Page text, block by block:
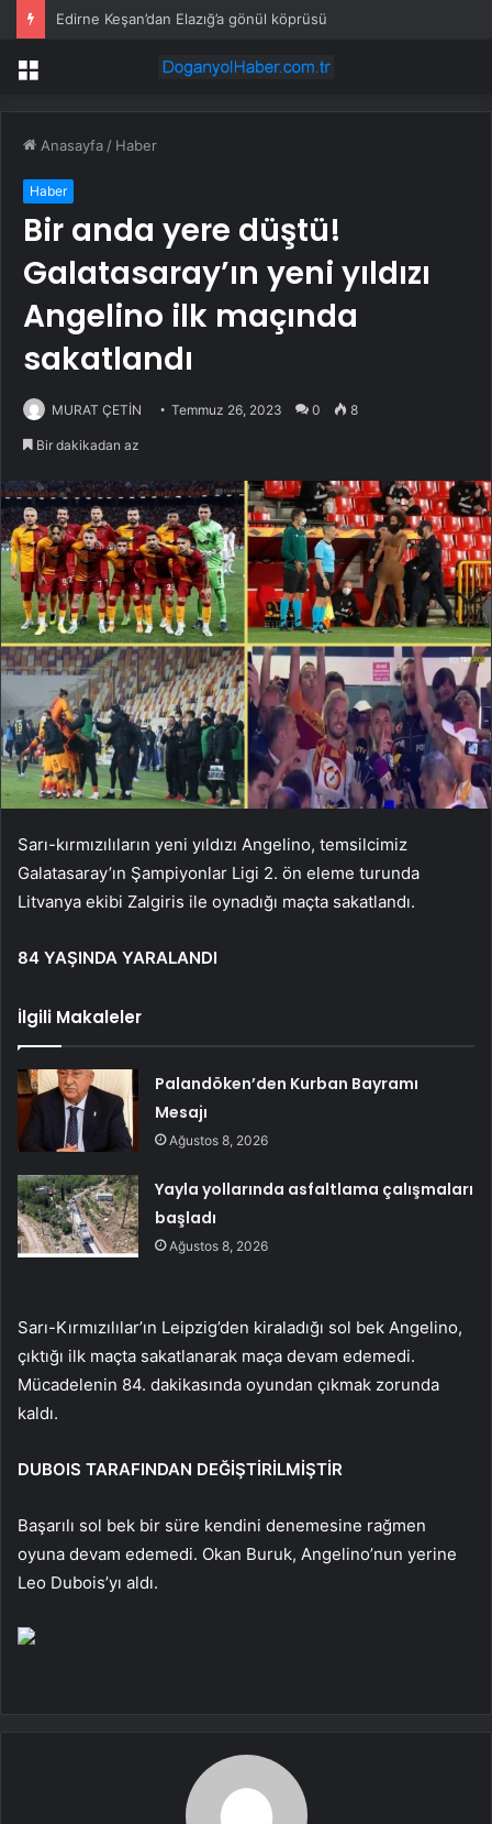
Edirne Keşan’dan Elazığ’a gönül köprüsü
Menü
Anasayfa / Haber
Haber
Bir anda yere düştü!
Galatasaray’ın yeni yıldızı
Angelino ilk maçında
sakatlandı
MURAT ÇETİN Temmuz 26, 2023 0 8
Bir dakikadan az
Sarı-kırmızılıların yeni yıldızı Angelino, temsilcimiz
Galatasaray’ın Şampiyonlar Ligi 2. ön eleme turunda
Litvanya ekibi Zalgiris ile oynadığı maçta sakatlandı.
84 YAŞINDA YARALANDI
İlgili Makaleler
Palandöken’den Kurban Bayramı
Mesajı
Ağustos 8, 2026
Yayla yollarında asfaltlama çalışmaları
başladı
Ağustos 8, 2026
Sarı-Kırmızılılar’ın Leipzig’den kiraladığı sol bek Angelino,
çıktığı ilk maçta sakatlanarak maça devam edemedi.
Mücadelenin 84. dakikasında oyundan çıkmak zorunda
kaldı.
DUBOIS TARAFINDAN DEĞİŞTİRİLMİŞTİR
Başarılı sol bek bir süre kendini denemesine rağmen
oyuna devam edemedi. Okan Buruk, Angelino’nun yerine
Leo Dubois’yı aldı.